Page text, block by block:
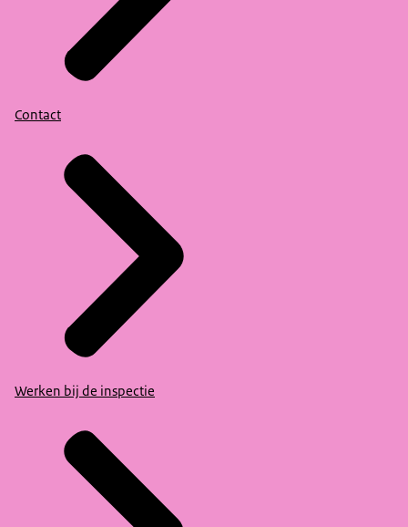
Contact
Werken bij de inspectie